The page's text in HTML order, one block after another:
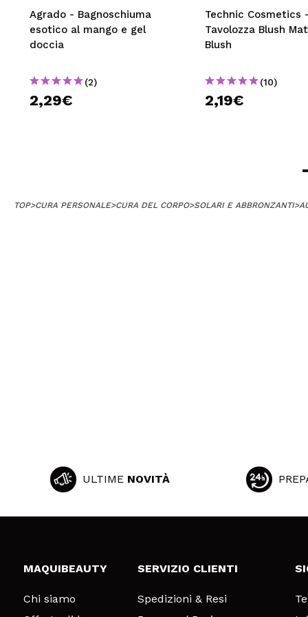
Agrado - Bagnoschiuma
esotico al mango e gel
doccia
(2)
2,29€
Technic Cosmetics
Tavolozza Blush
Blush
(10)
2,19€
TOP>CURA PERSONALE>CURA DEL CORPO>SOLARI E ABBRONZANTI>
ULTIME NOVITÀ
MAQUIBEAUTY
Chi siamo
SERVIZIO CLIENTI
Spedizioni & Resi